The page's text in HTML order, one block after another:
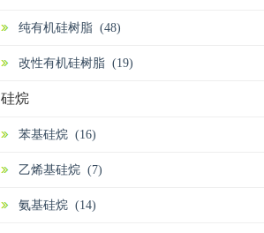
纯有机硅树脂 (48)
改性有机硅树脂 (19)
硅烷
苯基硅烷 (16)
乙烯基硅烷 (7)
氨基硅烷 (14)